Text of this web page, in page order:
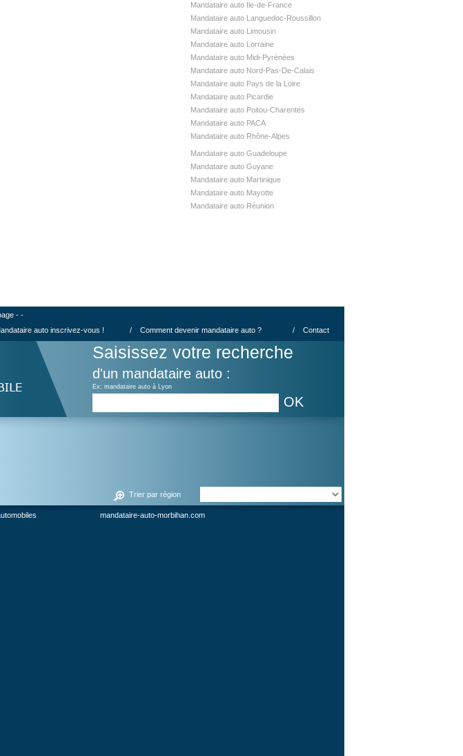
Mandataire auto Ile-de-France
Mandataire auto Languedoc-Roussillon
Mandataire auto Limousin
Mandataire auto Lorraine
Mandataire auto Midi-Pyrénées
Mandataire auto Nord-Pas-De-Calais
Mandataire auto Pays de la Loire
Mandataire auto Picardie
Mandataire auto Poitou-Charentes
Mandataire auto PACA
Mandataire auto Rhône-Alpes
Mandataire auto Guadeloupe
Mandataire auto Guyane
Mandataire auto Martinique
Mandataire auto Mayotte
Mandataire auto Réunion
- -
auto inscrivez-vous ! / Comment devenir mandataire auto ? / Contact
OK
Saisissez votre recherche
d'un mandataire auto :
Ex: mandataire auto à Lyon
Trier par région
mandataire-auto-morbihan.com